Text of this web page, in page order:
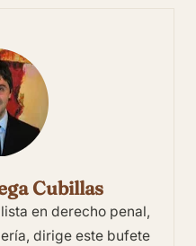
Cubillas
en derecho penal,
dirige este bufete